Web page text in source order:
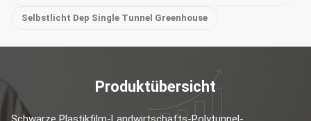
Selbstlicht Dep Single Tunnel Greenhouse
Produktübersicht